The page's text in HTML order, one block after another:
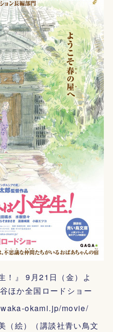
！』 9月21日（金）よ
ほか全国ロードショー
okami.jp/movie/
（絵）（講談社青い鳥文